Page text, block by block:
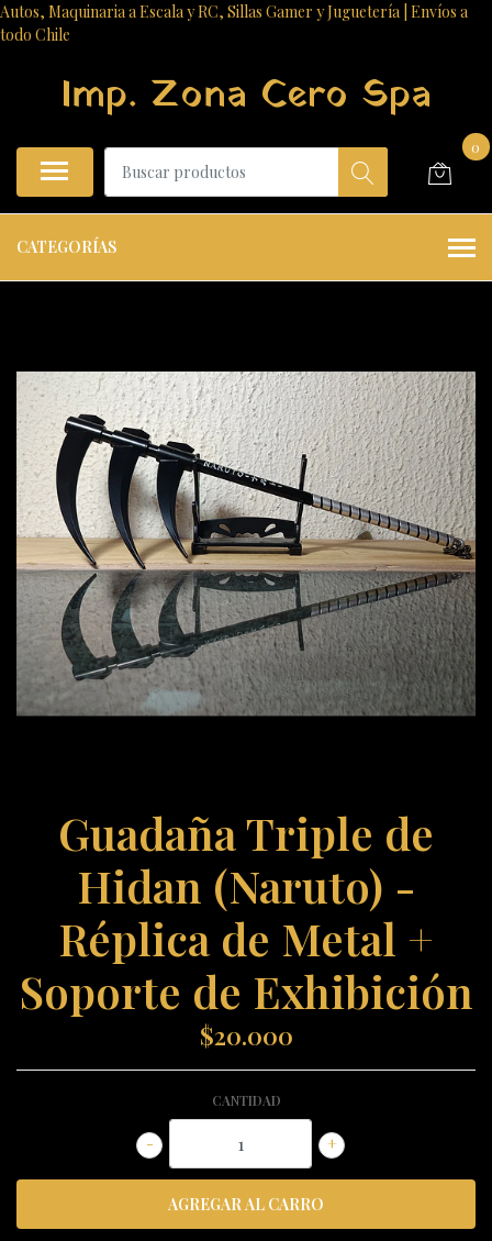
Autos, Maquinaria a Escala y RC, Sillas Gamer y Juguetería | Envíos a
todo Chile
Imp. Zona Cero Spa
0
CATEGORÍAS
Guadaña Triple de
Hidan (Naruto) -
Réplica de Metal +
Soporte de Exhibición
$20.000
CANTIDAD
+
-